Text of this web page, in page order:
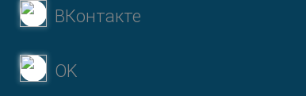
ВКонтакте
OK